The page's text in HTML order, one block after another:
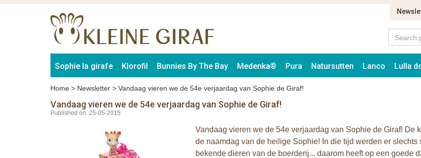
Sophie la girafe Klorofil Bunnies By The Bay Medenka® Pura Natursutten Lanco Lulla
Home > Newsletter > Vandaag vieren we de 54e verjaardag van Sophie de Giraf!
Vandaag vieren we de 54e verjaardag van Sophie de Giraf!
Published on: 25-05-2015
Vandaag vieren we de 54e verjaardag van Sophie de Giraf! De
de naamdag van de heilige Sophie! In die tijd werden er
bekende dieren van de boerderij... daarom heeft op een goede